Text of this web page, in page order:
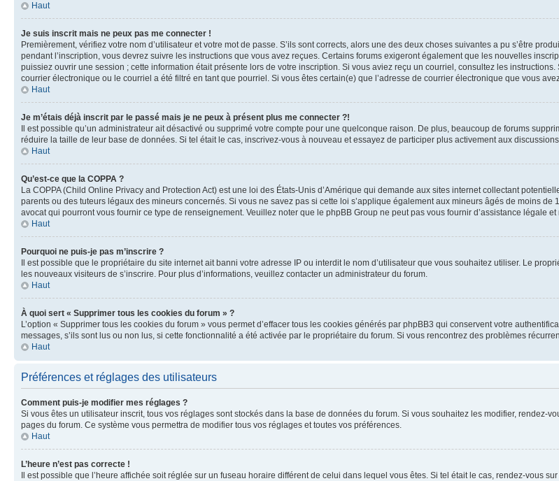
Haut
Je suis inscrit mais ne peux pas me connecter !
Premièrement, vérifiez votre nom d’utilisateur et votre mot de passe. S’ils sont corrects, alors une des deux choses suivantes a pu s’être
pendant l’inscription, vous devrez suivre les instructions que vous avez reçues. Certains forums exigeront également que les nouvelles
puissiez ouvrir une session ; cette information était présente lors de votre inscription. Si vous aviez reçu un courriel, consultez les
courrier électronique ou le courriel a été filtré en tant que pourriel. Si vous êtes certain(e) que l’adresse de courrier électronique que vous
Haut
Je m’étais déjà inscrit par le passé mais je ne peux à présent plus me connecter ?!
Il est possible qu’un administrateur ait désactivé ou supprimé votre compte pour une quelconque raison. De plus, beaucoup de forums
réduire la taille de leur base de données. Si tel était le cas, inscrivez-vous à nouveau et essayez de participer plus activement aux
Haut
Qu’est-ce que la COPPA ?
La COPPA (Child Online Privacy and Protection Act) est une loi des États-Unis d’Amérique qui demande aux sites internet collectant
parents ou des tuteurs légaux des mineurs concernés. Si vous ne savez pas si cette loi s’applique également aux mineurs âgés de moins
avocat qui pourront vous fournir ce type de renseignement. Veuillez noter que le phpBB Group ne peut pas vous fournir d’assistance légale
Haut
Pourquoi ne puis-je pas m’inscrire ?
Il est possible que le propriétaire du site internet ait banni votre adresse IP ou interdit le nom d’utilisateur que vous souhaitez utiliser. Le
les nouveaux visiteurs de s’inscrire. Pour plus d’informations, veuillez contacter un administrateur du forum.
Haut
À quoi sert « Supprimer tous les cookies du forum » ?
L’option « Supprimer tous les cookies du forum » vous permet d’effacer tous les cookies générés par phpBB3 qui conservent votre
messages, s’ils sont lus ou non lus, si cette fonctionnalité a été activée par le propriétaire du forum. Si vous rencontrez des problèmes
Haut
Préférences et réglages des utilisateurs
Comment puis-je modifier mes réglages ?
Si vous êtes un utilisateur inscrit, tous vos réglages sont stockés dans la base de données du forum. Si vous souhaitez les modifier, rendez-
pages du forum. Ce système vous permettra de modifier tous vos réglages et toutes vos préférences.
Haut
L’heure n’est pas correcte !
Il est possible que l’heure affichée soit réglée sur un fuseau horaire différent de celui dans lequel vous êtes. Si tel était le cas, rendez-vous